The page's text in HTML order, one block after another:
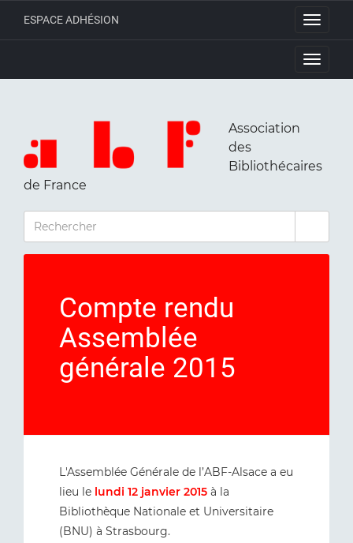
Toggle
ESPACE ADHÉSION
Toggle
Association
des
Bibliothécaires
de France
RECHERCHER
Compte rendu
Assemblée
générale 2015
L'Assemblée Générale de l’ABF-Alsace a eu
lieu le lundi 12 janvier 2015 à la
Bibliothèque Nationale et Universitaire
(BNU) à Strasbourg.